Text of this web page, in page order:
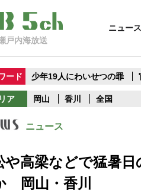
戸内海放送
ニュース
ード 少年19人にわいせつの罪
ア 岡山 香川 全国
ニュース
や高梁などで猛暑
岡山・香川